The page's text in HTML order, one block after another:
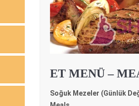
ET MENÜ –
Soğuk Mezeler (Günlük